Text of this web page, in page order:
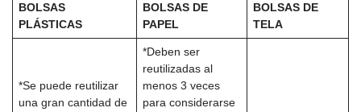
BOLSAS
PLÁSTICAS
BOLSAS DE
PAPEL
BOLSAS DE
TELA
*Se puede reutilizar
una gran cantidad de
*Deben ser
reutilizadas al
menos 3 veces
para considerarse